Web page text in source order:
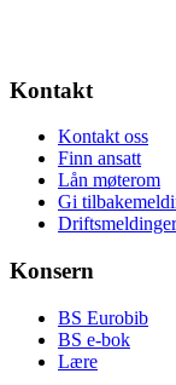
Kontakt
Kontakt oss
Finn ansatt
Lån møterom
Gi
Driftsmeldinger
Konsern
BS Eurobib
BS e-bok
Lære